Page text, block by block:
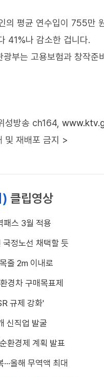
의 평균 연수입이 755만
41%나 감소한 겁니다.
부는 고용보험과 창작
성방송 ch164,
및 재배포 금지 >
클립영상
패스 3월 적용
국정노선 채택할 듯
줄 2m 이내로
경차 구매목표제
규제 강화'
신직업 발굴
환경제 계획 발표
올해 무역액 최대